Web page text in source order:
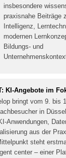
insbesondere
praxisnahe Beiträge
Intelligenz,
modernen
Bildungs- und
KI-Angebote im
bringt vom 9. bis
in
Anwendungen,
aus der
steht
center – einer